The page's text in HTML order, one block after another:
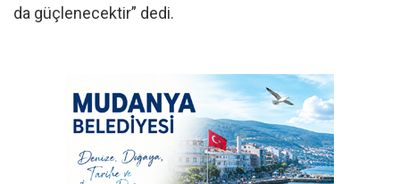
da güçlenecektir” dedi.